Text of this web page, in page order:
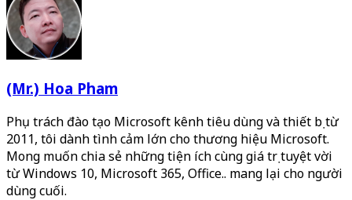
(Mr.) Hoa Pham
Phụ trách đào tạo Microsoft kênh tiêu dùng và thiết bị từ
2011, tôi dành tình cảm lớn cho thương hiệu Microsoft.
Mong muốn chia sẻ những tiện ích cùng giá trị tuyệt vời
từ Windows 10, Microsoft 365, Office.. mang lại cho người
dùng cuối.